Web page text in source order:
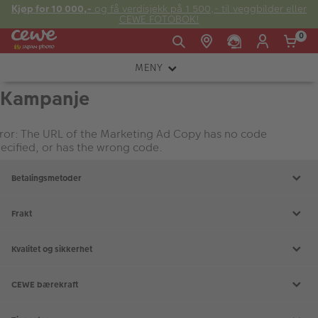
Kjøp for 10 000,- og få verdisjekk på 1 500,- til veggbilder eller
CEWE FOTOBOK!
0
MENY
KAMERA
FOTOTILBEHØR
LYS OG STUDIO
INSTANTFOTO
Kampanje
The URL of the Marketing Ad Copy has no code
or has the wrong code.
Betalingsmetoder
Frakt
Kvalitet og sikkerhet
CEWE bærekraft